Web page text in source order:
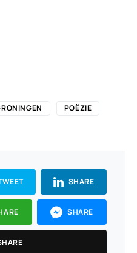
POËZIE
SHARE
SHARE